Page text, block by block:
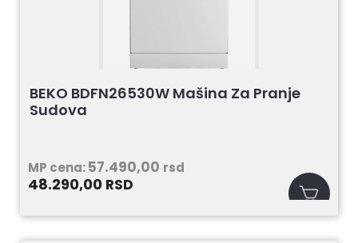
BEKO BDFN26530W Mašina Za Pranje
Sudova
MP cena:57.490,00 rsd
48.290,00 RSD